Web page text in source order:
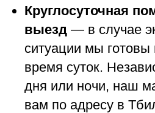
Круглосуточная
выезд — в случае
ситуации мы
время суток.
дня или ночи, наш
вам по адресу в